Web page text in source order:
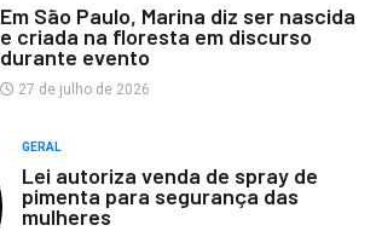
Em São Paulo, Marina diz ser nascida
e criada na floresta em discurso
durante evento
27 de julho de 2026
GERAL
Lei autoriza venda de spray de
pimenta para segurança das
mulheres